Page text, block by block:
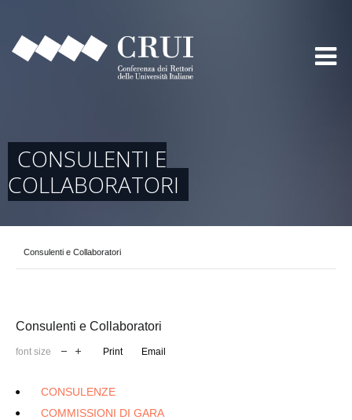
CONSULENTI E
COLLABORATORI
Consulenti e Collaboratori
Consulenti e Collaboratori
font size Print Email
CONSULENZE
COMMISSIONI DI GARA